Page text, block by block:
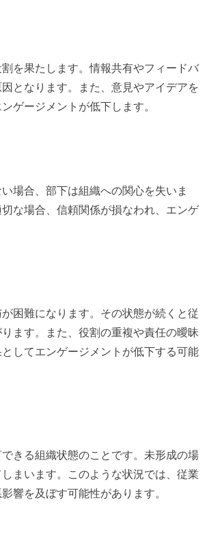
を果たします。情報共有やフィードバ
となります。また、意見やアイデアを
ゲージメントが低下します。
場合、部下は組織への関心を失いま
な場合、信頼関係が損なわれ、エンゲ
困難になります。その状態が続くと従
ます。また、役割の重複や責任の曖昧
してエンゲージメントが低下する可能
きる組織状態のことです。未形成の場
まいます。このような状況では、従業
響を及ぼす可能性があります。